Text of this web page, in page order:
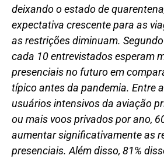
deixando o estado de
expectativa crescente para as
as restrições diminuam.
cada 10 entrevistados esperam
presenciais no futuro em
típico antes da pandemia. Entre
usuários intensivos da aviação
ou mais voos privados por ano,
aumentar significativamente as
presenciais. Além disso, 81%